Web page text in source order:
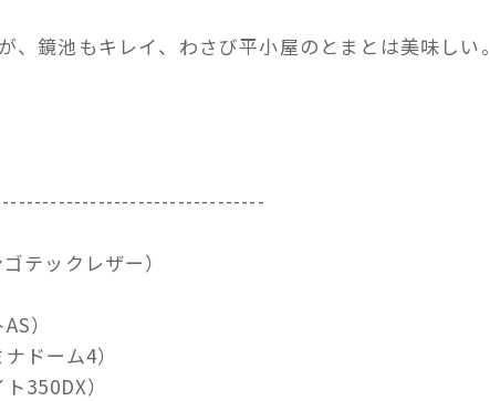
、鏡池もキレイ、わさび平小屋のとまとは美味しい。
テックレザー）
）
ドーム4）
350DX）